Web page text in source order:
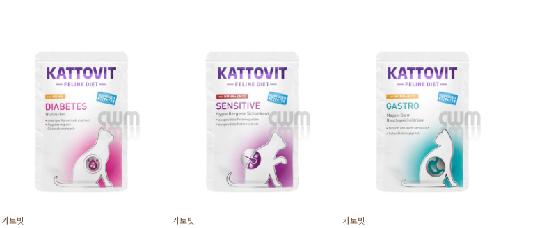
카토빗 카토빗 카토빗